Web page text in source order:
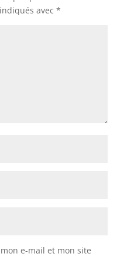
avec *
e-mail et mon site